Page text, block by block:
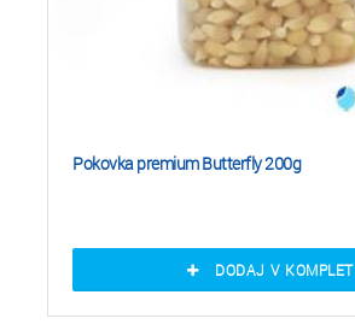
Pokovka premium Butterfly 200g
DODAJ V KOMPLET